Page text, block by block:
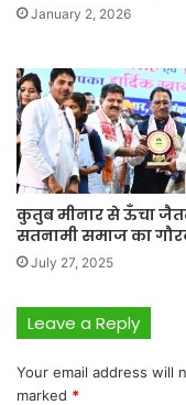
January 2, 2026
कुतुब मीनार से ऊँचा
सतनामी समाज का
July 27, 2025
Leave a Reply
Your email address will
marked *